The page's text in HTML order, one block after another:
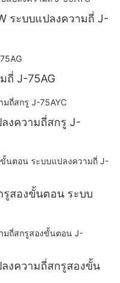
ระบบแปลงความถี่ J-
ถี่ J-75AG
งความถี่สกรู J-
รูสองขั้นตอน ระบบ
งความถี่สกรูสองขั้น